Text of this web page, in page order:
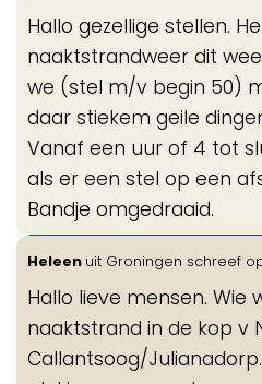
Hallo gezellige stellen.
naaktstrandweer dit
we (stel m/v begin 50)
daar stiekem geile
Vanaf een uur of 4 tot
als er een stel op een
Bandje omgedraaid.
Heleen uit Groningen schreef
Hallo lieve mensen. Wie
naaktstrand in de kop v
Callantsoog/